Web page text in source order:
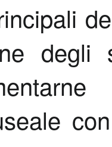
degli